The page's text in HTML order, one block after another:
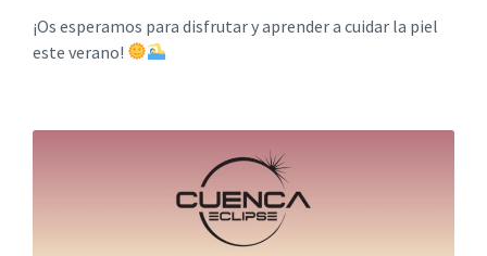
¡Os esperamos para disfrutar y aprender a cuidar la piel
este verano!